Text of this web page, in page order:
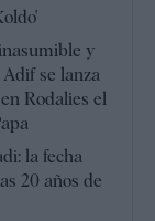
y
se lanza
Rodalies el
la fecha
20 años de